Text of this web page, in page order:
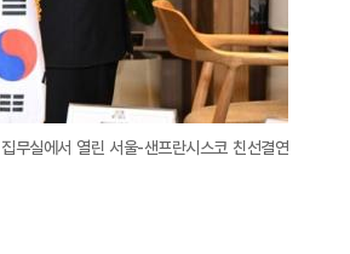
무실에서 열린 서울-샌프란시스코 친선결연